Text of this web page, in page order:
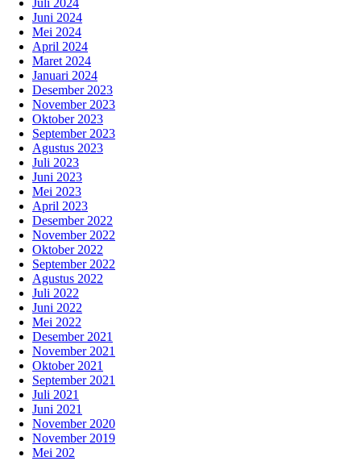
Juli 2024
Juni 2024
Mei 2024
April 2024
Maret 2024
Januari 2024
Desember 2023
November 2023
Oktober 2023
September 2023
Agustus 2023
Juli 2023
Juni 2023
Mei 2023
April 2023
Desember 2022
November 2022
Oktober 2022
September 2022
Agustus 2022
Juli 2022
Juni 2022
Mei 2022
Desember 2021
November 2021
Oktober 2021
September 2021
Juli 2021
Juni 2021
November 2020
November 2019
Mei 202